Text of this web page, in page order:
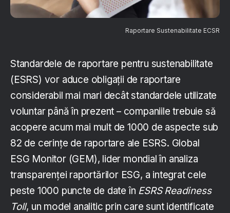
Raportare Sustenabilitate ECSR
Standardele de raportare pentru sustenabilitate
(ESRS) vor aduce obligații de raportare
considerabil mai mari decât standardele utilizate
voluntar până în prezent – companiile trebuie să
acopere acum mai mult de 1000 de aspecte sub
82 de cerințe de raportare ale ESRS. Global
ESG Monitor (GEM), lider mondial în analiza
transparenței raportărilor ESG, a integrat cele
peste 1000 puncte de date în ESRS Readiness
Toll, un model analitic prin care sunt identificate